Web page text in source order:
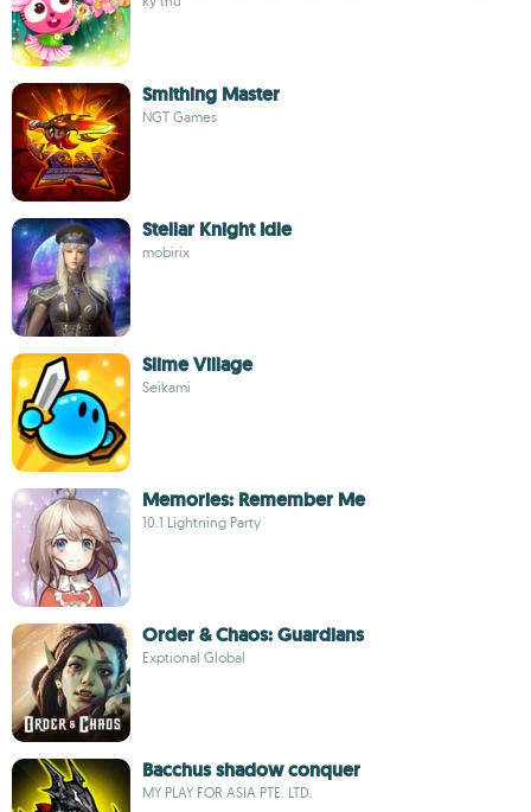
Smithing Master
NGT Games
Stellar Knight Idle
mobirix
Slime Village
Seikami
Memories: Remember Me
10.1 Lightning Party
Order & Chaos: Guardians
Exptional Global
Bacchus shadow conquer
MY PLAY FOR ASIA PTE. LTD.